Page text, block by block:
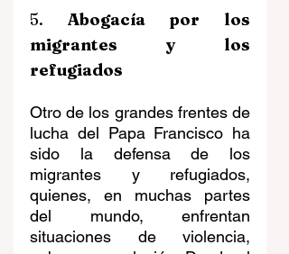
5. Abogacía por los
migrantes y los
refugiados
Otro de los grandes frentes de
lucha del Papa Francisco ha
sido la defensa de los
migrantes y refugiados,
quienes, en muchas partes
del mundo, enfrentan
situaciones de violencia,